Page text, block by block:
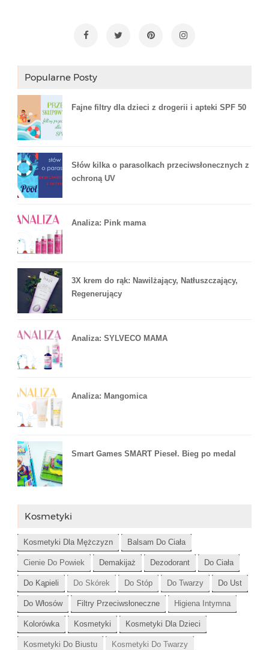
Popularne Posty
Fajne filtry dla dzieci z drogerii i apteki SPF 50
Słów kilka o parasolkach przeciwsłonecznych z
ochroną UV
Analiza: Pink mama
3X krem do rąk: Nawilżający, Natłuszczający,
Regenerujący
Analiza: SYLVECO MAMA
Analiza: Mangomica
Smart Games SMART Pieseł. Bieg po medal
Kosmetyki
Kosmetyki Dla Mężczyzn Balsam Do Ciała
Cienie Do Powiek Demakijaż Dezodorant Do Ciała
Do Kąpieli Do Skórek Do Stóp Do Twarzy Do Ust
Do Włosów Filtry Przeciwsłoneczne Higiena Intymna
Kolorówka Kosmetyki Kosmetyki Dla Dzieci
Kosmetyki Do Biustu Kosmetyki Do Twarzy